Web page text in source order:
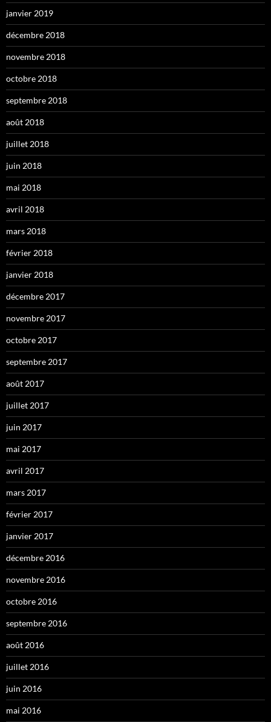
janvier 2019
décembre 2018
novembre 2018
octobre 2018
septembre 2018
août 2018
juillet 2018
juin 2018
mai 2018
avril 2018
mars 2018
février 2018
janvier 2018
décembre 2017
novembre 2017
octobre 2017
septembre 2017
août 2017
juillet 2017
juin 2017
mai 2017
avril 2017
mars 2017
février 2017
janvier 2017
décembre 2016
novembre 2016
octobre 2016
septembre 2016
août 2016
juillet 2016
juin 2016
mai 2016